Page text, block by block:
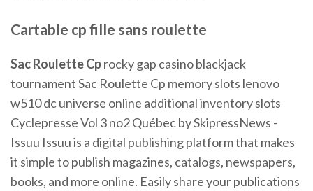
Cartable cp fille sans roulette
SacRouletteCprocky gap casino blackjack
tournament Sac Roulette Cp memory slots lenovo
w510 dc universe online additional inventory slots
Cyclepresse Vol 3 no2 Québec by SkipressNews -
Issuu Issuu is a digital publishing platform that makes
it simple to publish magazines, catalogs, newspapers,
books, and more online. Easily share your publications